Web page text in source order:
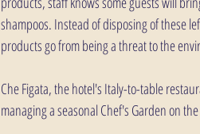
shampoos. Instead of disposing of these
products go from being a threat to the
Che Figata, the hotel's Italy-to-table
managing a seasonal Chef's Garden on the